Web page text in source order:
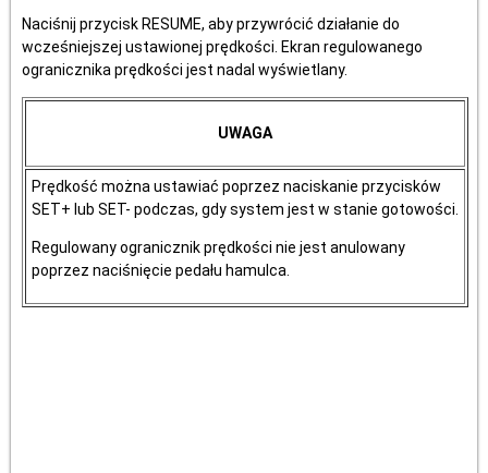
Naciśnij przycisk RESUME, aby przywrócić działanie do
wcześniejszej ustawionej prędkości. Ekran regulowanego
ogranicznika prędkości jest nadal wyświetlany.
UWAGA
Prędkość można ustawiać poprzez naciskanie przycisków
SET+ lub SET- podczas, gdy system jest w stanie gotowości.
Regulowany ogranicznik prędkości nie jest anulowany
poprzez naciśnięcie pedału hamulca.